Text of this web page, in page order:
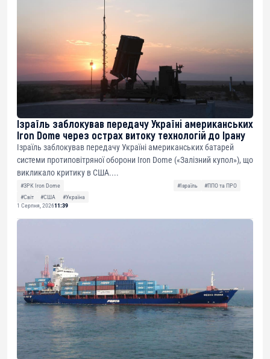
Ізраїль заблокував передачу Україні американських
Iron Dome через острах витоку технологій до Ірану
Ізраїль заблокував передачу Україні американських батарей
системи протиповітряної оборони Iron Dome («Залізний купол»), що
викликало критику в США....
#ЗРК Iron Dome #Ізраїль
#ППО та ПРО
#Світ
#США
#Україна
1 Серпня, 202611:39